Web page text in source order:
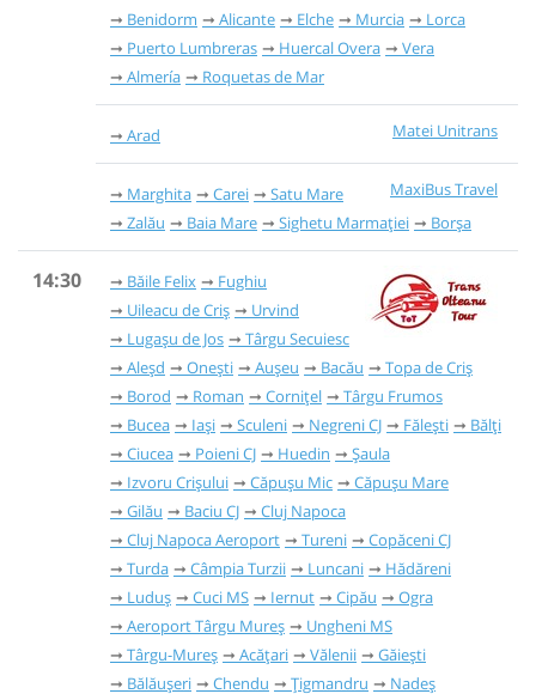
Benidorm
Alicante Elche Murcia
Lorca
Puerto Lumbreras
Huercal Overa
Vera
Almería
Roquetas de Mar
Matei Unitrans
Arad
MaxiBus Travel
Marghita Carei
Satu Mare
Zalău
Baia Mare Sighetu Marmației Borșa
14:30 Băile Felix
Fughiu
Uileacu de Criș
Urvind
Lugașu de Jos
Târgu Secuiesc
Aleșd
Onești Aușeu Bacău
Topa de Criș
Borod
Roman Cornițel
Târgu Frumos
Bucea
Iași Sculeni Negreni CJ Fălești
Bălți
Ciucea
Poieni CJ Huedin
Șaula
Izvoru Crișului
Căpușu Mic
Căpușu Mare
Gilău
Baciu CJ
Cluj Napoca
Cluj Napoca Aeroport
Tureni
Copăceni CJ
Turda
Câmpia Turzii Luncani
Hădăreni
Luduș
Cuci MS Iernut Cipău
Ogra
Aeroport Târgu Mureș
Ungheni MS
Târgu-Mureș
Acățari Vălenii
Găieşti
Bălăușeri
Chendu Țigmandru
Nadeș